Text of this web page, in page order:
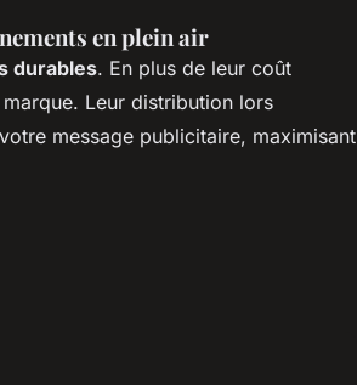
en plein air
durables. En plus de leur coût
Leur distribution lors
message publicitaire, maximisant